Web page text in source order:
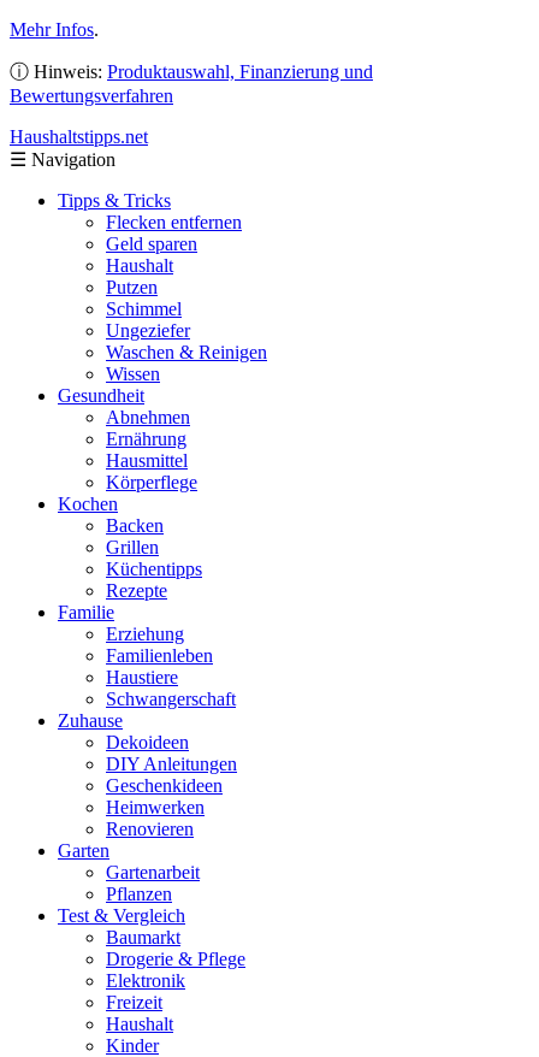
Mehr Infos.
ⓘ Hinweis: Produktauswahl, Finanzierung und
Bewertungsverfahren
Haushaltstipps.net
☰ Navigation
Tipps & Tricks
Flecken entfernen
Geld sparen
Haushalt
Putzen
Schimmel
Ungeziefer
Waschen & Reinigen
Wissen
Gesundheit
Abnehmen
Ernährung
Hausmittel
Körperflege
Kochen
Backen
Grillen
Küchentipps
Rezepte
Familie
Erziehung
Familienleben
Haustiere
Schwangerschaft
Zuhause
Dekoideen
DIY Anleitungen
Geschenkideen
Heimwerken
Renovieren
Garten
Gartenarbeit
Pflanzen
Test & Vergleich
Baumarkt
Drogerie & Pflege
Elektronik
Freizeit
Haushalt
Kinder